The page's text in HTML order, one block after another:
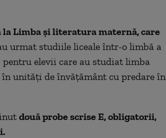
la Limba şi literatura maternă, care
urmat studiile liceale într-o limbă a
elevii care au studiat limba
unităţi de învăţământ cu predare în
două probe scrise E, obligatorii,